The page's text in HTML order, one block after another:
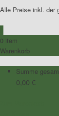
Alle Preise inkl. der
0 item
Warenkorb
Summe
0,00 €